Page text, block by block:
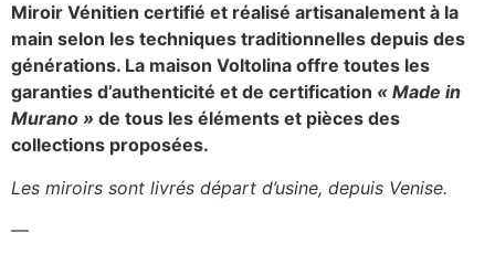
Miroir Vénitien certifié et réalisé artisanalement à la
main selon les techniques traditionnelles depuis des
générations. La maison Voltolina offre toutes les
garanties d’authenticité et de certification « Made in
Murano » de tous les éléments et pièces des
collections proposées.
Les miroirs sont livrés départ d’usine, depuis Venise.
—